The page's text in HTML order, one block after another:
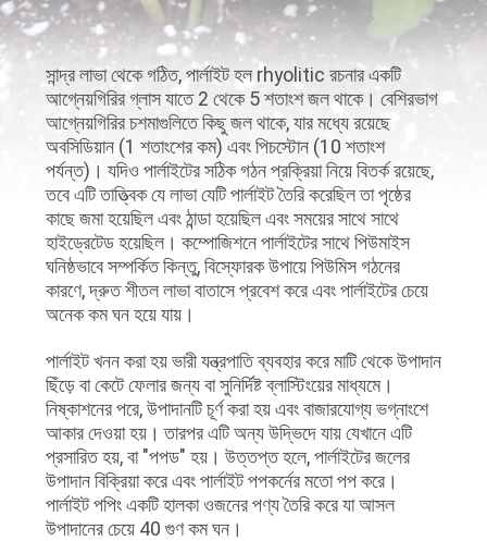
নিয়ন্ত্রণ
যোগাযোগ
করুন
মামলা
ম্যাপ
গোপনীয়তা
সান্দ্র লাভা থেকে গঠিত, পার্লাইট হল rhyolitic রচনার একটি
আগ্নেয়গিরির গ্লাস যাতে 2 থেকে 5 শতাংশ জল থাকে। বেশিরভাগ
আগ্নেয়গিরির চশমাগুলিতে কিছু জল থাকে, যার মধ্যে রয়েছে
অবসিডিয়ান (1 শতাংশের কম) এবং পিচস্টোন (10 শতাংশ
পর্যন্ত)। যদিও পার্লাইটের সঠিক গঠন প্রক্রিয়া নিয়ে বিতর্ক রয়েছে,
তবে এটি তাত্ত্বিক যে লাভা যেটি পার্লাইট তৈরি করেছিল তা পৃষ্ঠের
কাছে জমা হয়েছিল এবং ঠান্ডা হয়েছিল এবং সময়ের সাথে সাথে
হাইড্রেটেড হয়েছিল। কম্পোজিশনে পার্লাইটের সাথে পিউমাইস
ঘনিষ্ঠভাবে সম্পর্কিত কিন্তু, বিস্ফোরক উপায়ে পিউমিস গঠনের
কারণে, দ্রুত শীতল লাভা বাতাসে প্রবেশ করে এবং পার্লাইটের চেয়ে
অনেক কম ঘন হয়ে যায়।
পার্লাইট খনন করা হয় ভারী যন্ত্রপাতি ব্যবহার করে মাটি থেকে উপাদান
ছিঁড়ে বা কেটে ফেলার জন্য বা সুনির্দিষ্ট ব্লাস্টিংয়ের মাধ্যমে।
নিষ্কাশনের পরে, উপাদানটি চূর্ণ করা হয় এবং বাজারযোগ্য ভগ্নাংশে
আকার দেওয়া হয়। তারপর এটি অন্য উদ্ভিদে যায় যেখানে এটি
প্রসারিত হয়, বা "পপড" হয়। উত্তপ্ত হলে, পার্লাইটের জলের
উপাদান বিক্রিয়া করে এবং পার্লাইট পপকর্নের মতো পপ করে।
পার্লাইট পপিং একটি হালকা ওজনের পণ্য তৈরি করে যা আসল
উপাদানের চেয়ে 40 গুণ কম ঘন।